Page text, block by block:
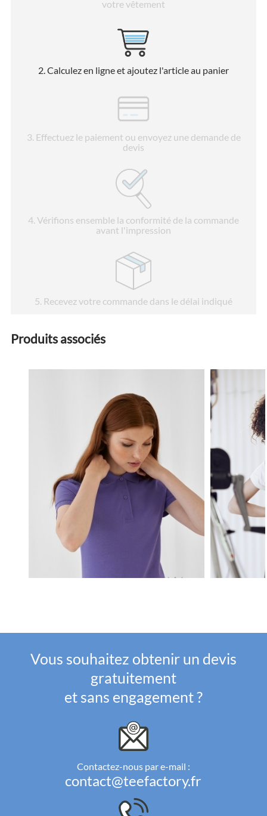
votre vêtement
2. Calculez en ligne et ajoutez l'article au panier
3 . Effectuez le paiement ou envoyez une demande de
devis
4. Vérifions ensemble la conformité de la commande
avant l'impression
5 . Recevez votre commande dans le délai indiqué
Produits associés
Vous souhaitez obtenir un devis
gratuitement
et sans engagement ?
Contactez-nous par e-mail :
contact@teefactory.fr